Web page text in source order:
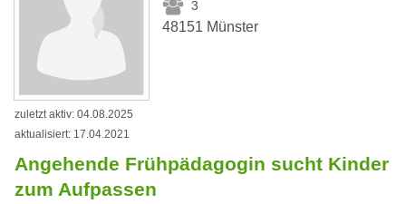
3
48151 Münster
zuletzt aktiv: 04.08.2025
aktualisiert: 17.04.2021
Angehende Frühpädagogin sucht Kinder
zum Aufpassen